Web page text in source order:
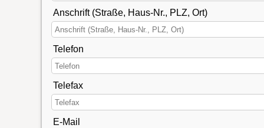
Anschrift (Straße, Haus-Nr., PLZ, Ort)
Telefon
Telefax
E-Mail